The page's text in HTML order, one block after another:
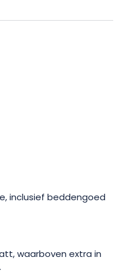
een onvergetelijke vakantie
van de Grand Est streek.
zaal, « La Grange », die
inclusief beddengoed
waarboven extra in